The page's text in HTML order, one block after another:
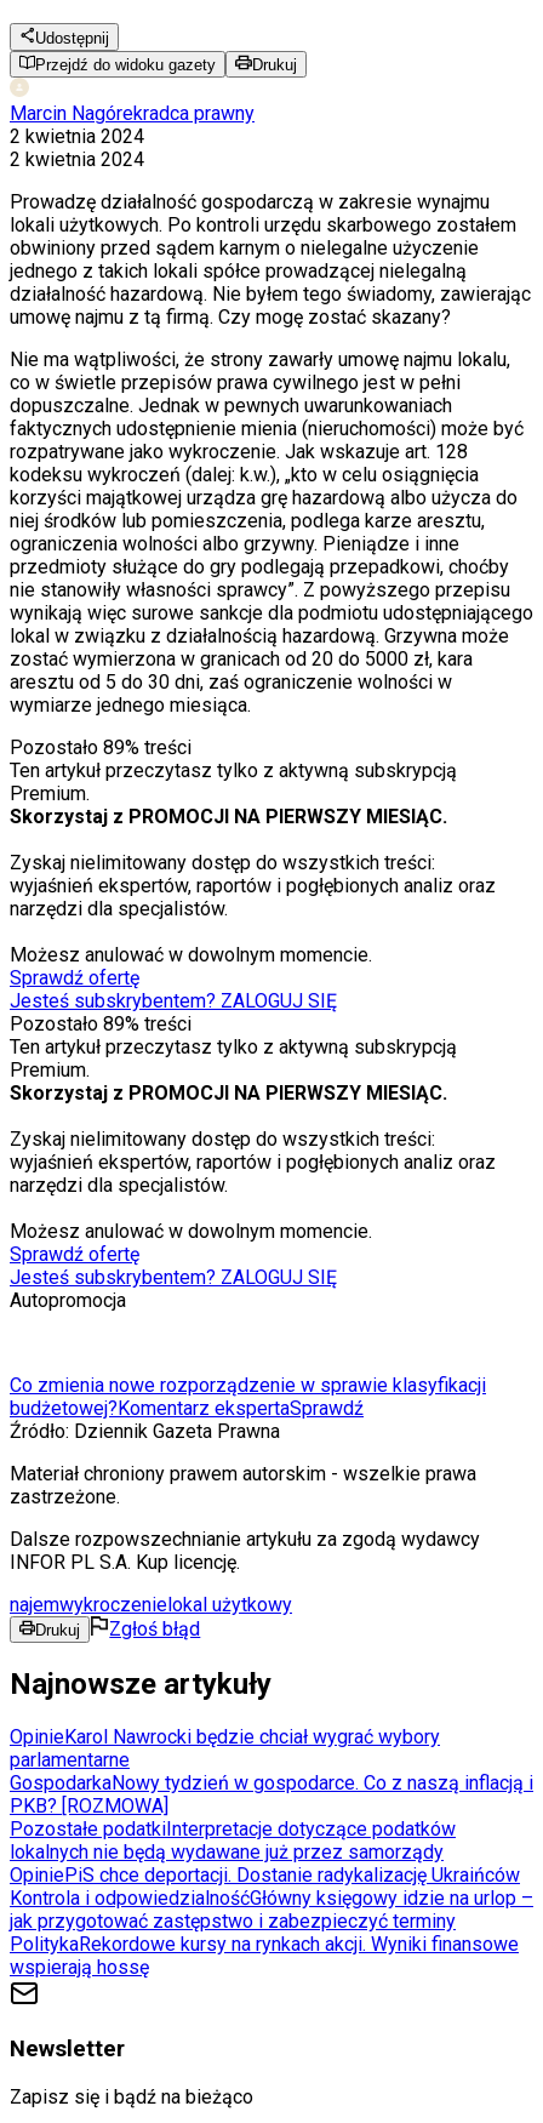
Udostępnij
Przejdź do widoku gazety
Drukuj
Marcin Nagórekradca prawny
2 kwietnia 2024
2 kwietnia 2024
Prowadzę działalność gospodarczą w zakresie wynajmu
lokali użytkowych. Po kontroli urzędu skarbowego zostałem
obwiniony przed sądem karnym o nielegalne użyczenie
jednego z takich lokali spółce prowadzącej nielegalną
działalność hazardową. Nie byłem tego świadomy, zawierając
umowę najmu z tą firmą. Czy mogę zostać skazany?
Nie ma wątpliwości, że strony zawarły umowę najmu lokalu,
co w świetle przepisów prawa cywilnego jest w pełni
dopuszczalne. Jednak w pewnych uwarunkowaniach
faktycznych udostępnienie mienia (nieruchomości) może być
rozpatrywane jako wykroczenie. Jak wskazuje art. 128
kodeksu wykroczeń (dalej: k.w.), „kto w celu osiągnięcia
korzyści majątkowej urządza grę hazardową albo użycza do
niej środków lub pomieszczenia, podlega karze aresztu,
ograniczenia wolności albo grzywny. Pieniądze i inne
przedmioty służące do gry podlegają przepadkowi, choćby
nie stanowiły własności sprawcy”. Z powyższego przepisu
wynikają więc surowe sankcje dla podmiotu udostępniającego
lokal w związku z działalnością hazardową. Grzywna może
zostać wymierzona w granicach od 20 do 5000 zł, kara
aresztu od 5 do 30 dni, zaś ograniczenie wolności w
wymiarze jednego miesiąca.
Pozostało 89% treści
Ten artykuł przeczytasz tylko z aktywną subskrypcją
Premium.
Skorzystaj z PROMOCJI NA PIERWSZY MIESIĄC.
Zyskaj nielimitowany dostęp do wszystkich treści:
wyjaśnień ekspertów, raportów i pogłębionych analiz oraz
narzędzi dla specjalistów.
Możesz anulować w dowolnym momencie.
Sprawdź ofertę
Jesteś subskrybentem? ZALOGUJ SIĘ
Pozostało 89% treści
Ten artykuł przeczytasz tylko z aktywną subskrypcją
Premium.
Skorzystaj z PROMOCJI NA PIERWSZY MIESIĄC.
Zyskaj nielimitowany dostęp do wszystkich treści:
wyjaśnień ekspertów, raportów i pogłębionych analiz oraz
narzędzi dla specjalistów.
Możesz anulować w dowolnym momencie.
Sprawdź ofertę
Jesteś subskrybentem? ZALOGUJ SIĘ
Autopromocja
Co zmienia nowe rozporządzenie w sprawie klasyfikacji
budżetowej?Komentarz ekspertaSprawdź
Źródło: Dziennik Gazeta Prawna
Materiał chroniony prawem autorskim - wszelkie prawa
zastrzeżone.
Dalsze rozpowszechnianie artykułu za zgodą wydawcy
INFOR PL S.A. Kup licencję.
najemwykroczenielokal użytkowy
Drukuj Zgłoś błąd
Najnowsze artykuły
OpinieKarol Nawrocki będzie chciał wygrać wybory
parlamentarne
GospodarkaNowy tydzień w gospodarce. Co z naszą inflacją i
PKB? [ROZMOWA]
Pozostałe podatki Interpretacje dotyczące podatków
lokalnych nie będą wydawane już przez samorządy
OpiniePiS chce deportacji. Dostanie radykalizację Ukraińców
Kontrola i odpowiedzialnośćGłówny księgowy idzie na urlop –
jak przygotować zastępstwo i zabezpieczyć terminy
PolitykaRekordowe kursy na rynkach akcji. Wyniki finansowe
wspierają hossę
Newsletter
Zapisz się i bądź na bieżąco